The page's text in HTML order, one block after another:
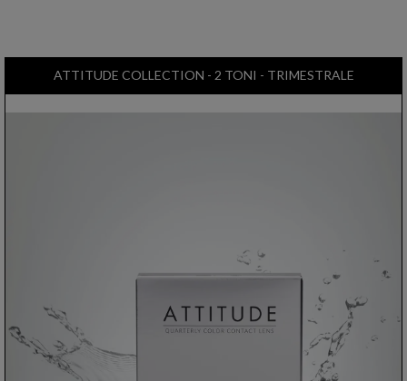
ATTITUDE COLLECTION - 2 TONI - TRIMESTRALE